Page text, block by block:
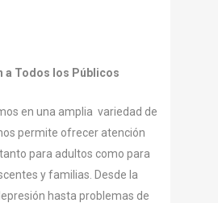
a Todos los Públicos
en una amplia variedad de
permite ofrecer atención
para adultos como para
y familias. Desde la
hasta problemas de